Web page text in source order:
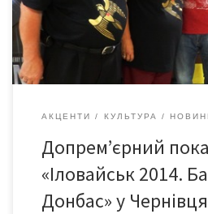
картини і зіграв у фільмі самого
картини – батальйон «Донбас». У
АКЦЕНТИ КУЛЬТУРА
Допрем’єрний
«Іловайськ 2014.
Донбас» у